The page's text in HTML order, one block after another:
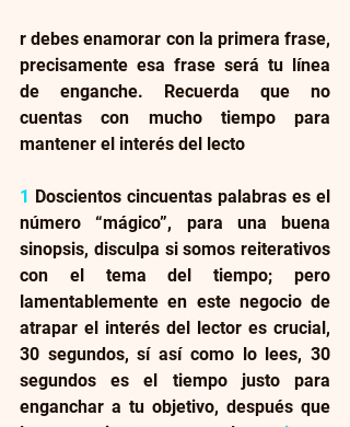
r debes enamorar con la primera frase,
precisamente esa frase será tu línea
de enganche. Recuerda que no
cuentas con mucho tiempo para
mantener el interés del lecto
1 Doscientos cincuentas palabras es el
número “mágico”, para una buena
sinopsis, disculpa si somos reiterativos
con el tema del tiempo; pero
lamentablemente en este negocio de
atrapar el interés del lector es crucial,
30 segundos, sí así como lo lees, 30
segundos es el tiempo justo para
enganchar a tu objetivo, después que